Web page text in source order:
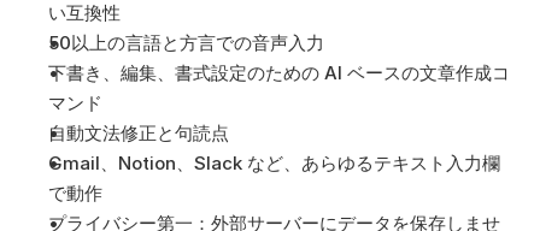
い互換性
50以上の言語と方言での音声入力
下書き、編集、書式設定のための AI ベースの文章作成コ
マンド
自動文法修正と句読点
Gmail、Notion、Slack など、あらゆるテキスト入力欄
で動作
プライバシー第一：外部サーバーにデータを保存しませ